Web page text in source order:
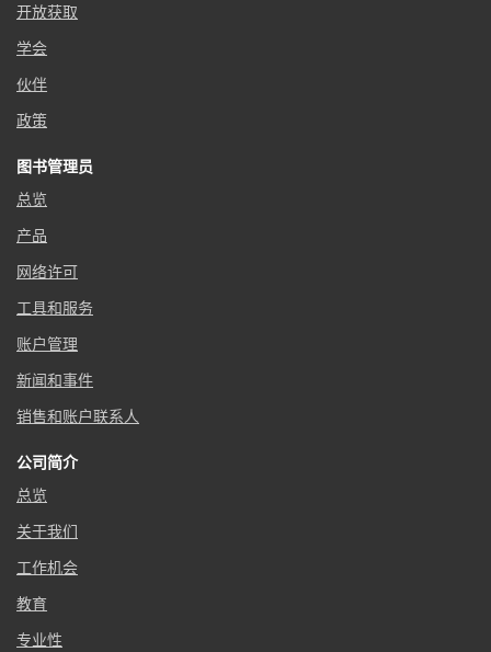
开放获取
学会
伙伴
政策
图书管理员
总览
产品
网络许可
工具和服务
账户管理
新闻和事件
销售和账户联系人
公司简介
总览
关于我们
工作机会
教育
专业性